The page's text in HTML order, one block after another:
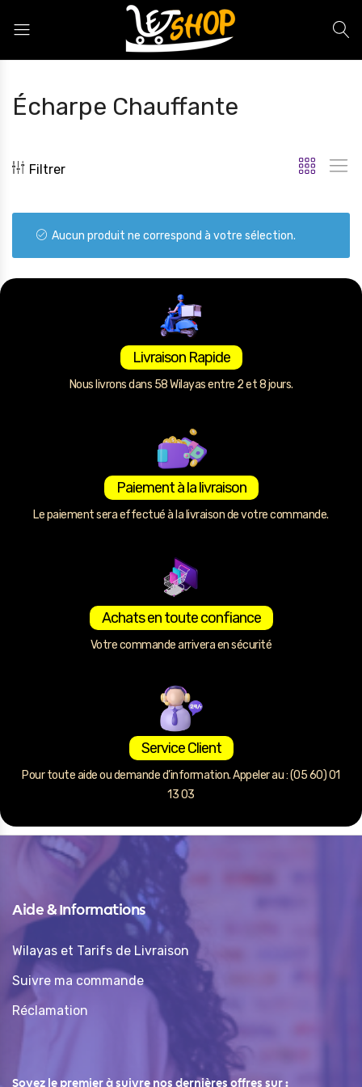
Écharpe Chauffante
Filtrer
Aucun produit ne correspond à votre sélection.
Livraison Rapide
Nous livrons dans 58 Wilayas entre 2 et 8 jours.
Paiement à la livraison
Le paiement sera effectué à la livraison de votre commande.
Achats en toute confiance
Votre commande arrivera en sécurité
Service Client
Pour toute aide ou demande d’information. Appeler au : (05 60) 01
13 03
Aide & Informations
Wilayas et Tarifs de Livraison
Suivre ma commande
Réclamation
Soyez le premier à suivre nos dernières offres sur :